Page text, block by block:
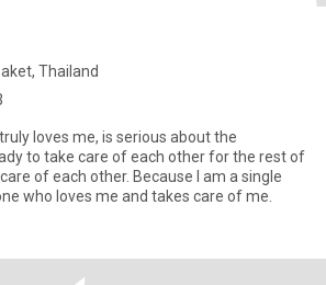
Thailand
loves me, is serious about the
to take care of each other for the rest of
of each other. Because I am a single
who loves me and takes care of me.